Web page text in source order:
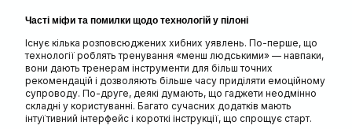
Часті міфи та помилки щодо технологій у пілоні
Існує кілька розповсюджених хибних уявлень. По-перше, що
технології роблять тренування «менш людськими» — навпаки,
вони дають тренерам інструменти для більш точних
рекомендацій і дозволяють більше часу приділяти емоційному
супроводу. По-друге, деякі думають, що гаджети неодмінно
складні у користуванні. Багато сучасних додатків мають
інтуїтивний інтерфейс і короткі інструкції, що спрощує старт.